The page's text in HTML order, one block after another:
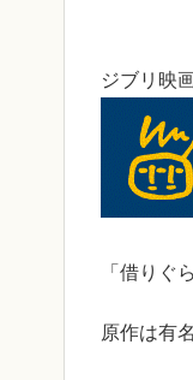
ジブリ映
「借りぐ
原作は有